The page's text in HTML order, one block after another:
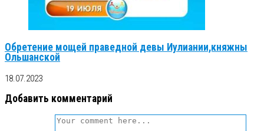
Обретение мощей праведной девы Иулиании,княжны
Ольшанской
18.07.2023
Добавить комментарий